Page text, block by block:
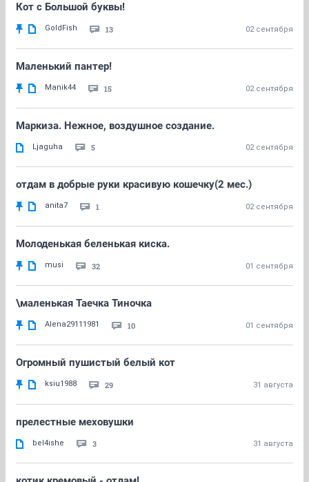
Кот с Большой буквы!
GoldFish 13 02 сентября
Маленький пантер!
Manik44 15 02 сентября
Маркиза. Нежное, воздушное создание.
Ljaguha 5 02 сентября
отдам в добрые руки красивую кошечку(2 мес.)
anita7 1 02 сентября
Молоденькая беленькая киска.
musi 32 01 сентября
\маленькая Таечка Тиночка
Alena29111981 10 01 сентября
Огромный пушистый белый кот
ksiu1988 29 31 августа
прелестные меховушки
bel4ishe 3 31 августа